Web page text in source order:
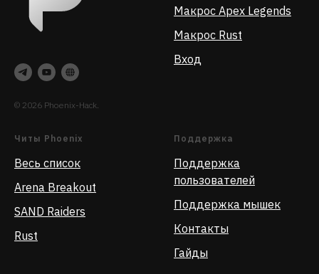
© 2026 Phoenix-Hack.
Макрос Apex Legends
Макрос Rust
Вход
Читы Phoenix
Весь список
Arena Breakout
SAND Raiders
Rust
Поддержка
Поддержка
пользователей
Поддержка мышек
Контакты
Гайды